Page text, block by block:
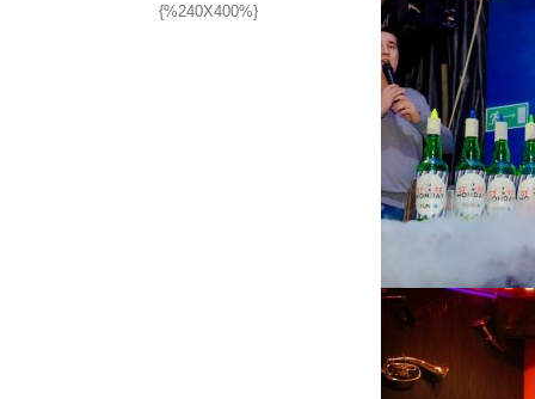
{%240X400%}